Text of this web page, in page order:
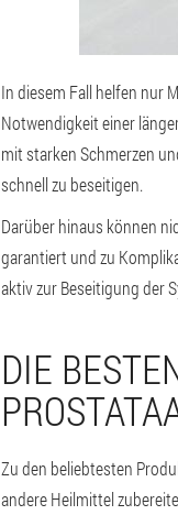
In diesem Fall helfen nur
Notwendigkeit einer
mit starken Schmerzen
schnell zu beseitigen.
Darüber hinaus können
garantiert und zu
aktiv zur Beseitigung der
DIE
Zu den beliebtesten
andere Heilmittel